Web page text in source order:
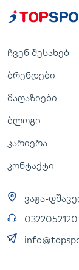
ჩვენ შესახებ
ბრენდები
მაღაზიები
ბლოგი
კარიერა
კონტაქტი
ვაჟა-
0322052120